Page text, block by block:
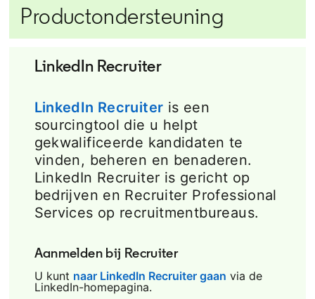
Productondersteuning
LinkedIn Recruiter
LinkedIn Recruiter is een
sourcingtool die u helpt
gekwalificeerde kandidaten te
vinden, beheren en benaderen.
LinkedIn Recruiter is gericht op
bedrijven en Recruiter Professional
Services op recruitmentbureaus.
Aanmelden bij Recruiter
U kunt naar LinkedIn Recruiter gaan opens in a new
via de
LinkedIn-homepagina.